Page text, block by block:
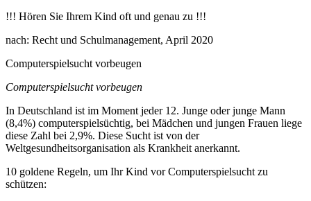
!!! Hören Sie Ihrem Kind oft und genau zu !!!
nach: Recht und Schulmanagement, April 2020
Computerspielsucht vorbeugen
Computerspielsucht vorbeugen
In Deutschland ist im Moment jeder 12. Junge oder junge Mann
(8,4%) computerspielsüchtig, bei Mädchen und jungen Frauen liege
diese Zahl bei 2,9%. Diese Sucht ist von der
Weltgesundheitsorganisation als Krankheit anerkannt.
10 goldene Regeln, um Ihr Kind vor Computerspielsucht zu
schützen: